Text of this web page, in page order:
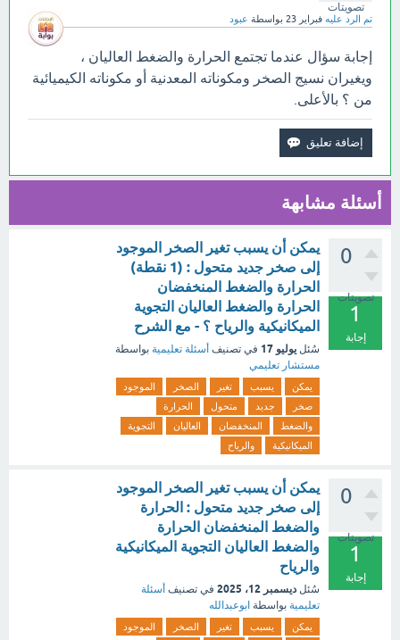
تصويتات
تم الرد عليه فبراير 23 بواسطة عبود
إجابة سؤال عندما تجتمع الحرارة والضغط العاليان ،
ويغيران نسيج الصخر ومكوناته المعدنية أو مكوناته الكيميائية
من ؟ بالأعلى.
أسئلة مشابهة
0
تصويتات
1
إجابة
يمكن أن يسبب تغير الصخر الموجود
إلى صخر جديد متحول : (1 نقطة)
الحرارة والضغط المنخفضان
الحرارة والضغط العاليان التجوية
الميكانيكية والرياح ؟ - مع الشرح
سُئل يوليو 17 في تصنيف أسئلة تعليمية بواسطة
مستشار تعليمي
يمكن يسبب تغير الصخر
الموجود
صخر
جديد متحول
الحرارة
والضغط
المنخفضان العاليان
التجوية
الميكانيكية
والرياح
0
تصويتات
1
إجابة
يمكن أن يسبب تغير الصخر الموجود
إلى صخر جديد متحول : الحرارة
والضغط المنخفضان الحرارة
والضغط العاليان التجوية الميكانيكية
والرياح
سُئل ديسمبر 12، 2025 في تصنيف أسئلة
تعليمية بواسطة ابوعبدالله
يمكن يسبب تغير الصخر
الموجود